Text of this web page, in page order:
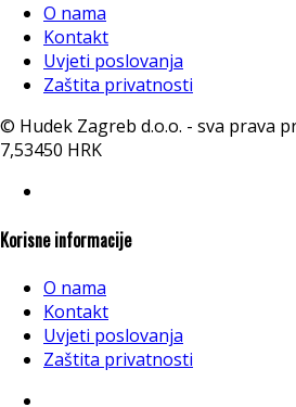
O nama
Kontakt
Uvjeti poslovanja
Zaštita privatnosti
© Hudek Zagreb d.o.o. - sva prava
7,53450 HRK
Korisne informacije
O nama
Kontakt
Uvjeti poslovanja
Zaštita privatnosti